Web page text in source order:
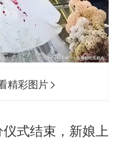
精彩图片
式结束，新娘上